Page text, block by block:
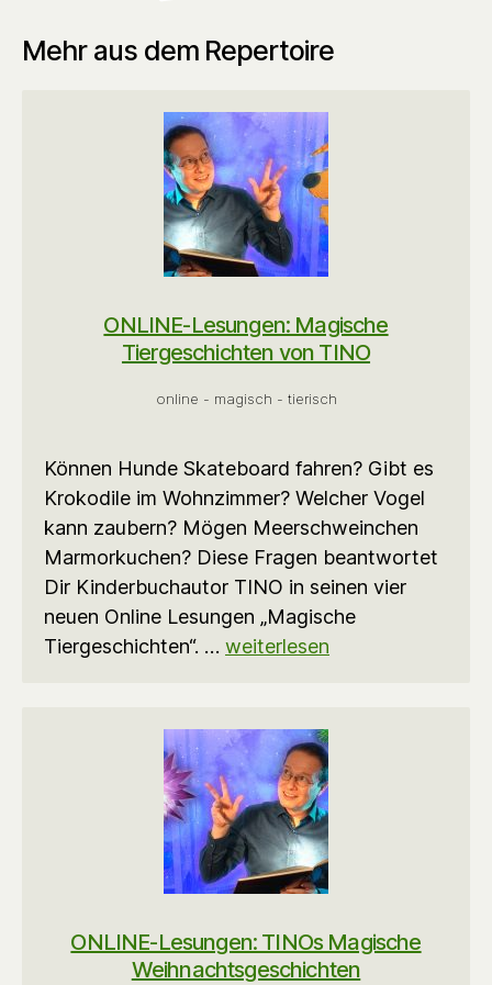
Mehr aus dem Repertoire
ONLINE-Lesungen: Magische
Tiergeschichten von TINO
online - magisch - tierisch
Können Hunde Skateboard fahren? Gibt es
Krokodile im Wohnzimmer? Welcher Vogel
kann zaubern? Mögen Meerschweinchen
Marmorkuchen? Diese Fragen beantwortet
Dir Kinderbuchautor TINO in seinen vier
neuen Online Lesungen „Magische
Tiergeschichten“. … weiterlesen
ONLINE-Lesungen: TINOs Magische
Weihnachtsgeschichten